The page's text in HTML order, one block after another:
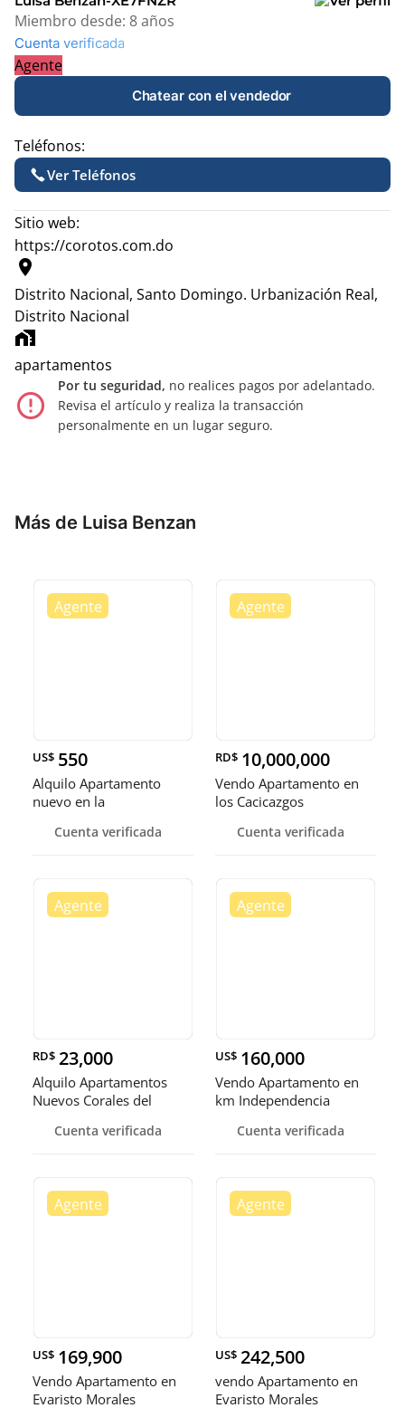
Miembro desde: 8 años
Cuenta verificada
Agente
Chatear con el vendedor
Teléfonos:
Ver Teléfonos
Sitio web:
https://corotos.com.do
location_on
Distrito Nacional, Santo Domingo. Urbanización Real,
Distrito Nacional
home_work
apartamentos
error_outline
Por tu seguridad, no realices pagos por adelantado.
Revisa el artículo y realiza la transacción
personalmente en un lugar seguro.
Más de Luisa Benzan
US$ 550
Alquilo Apartamento
nuevo en la
Cuenta verificada
RD$ 10,000,000
Vendo Apartamento en
los Cacicazgos
Cuenta verificada
RD$ 23,000
Alquilo Apartamentos
Nuevos Corales del
Cuenta verificada
US$ 160,000
Vendo Apartamento en
km Independencia
Cuenta verificada
US$ 169,900
Vendo Apartamento en
Evaristo Morales
US$ 242,500
vendo Apartamento en
Evaristo Morales